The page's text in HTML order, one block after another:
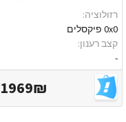
רזולוציה:
0x0 פיקסלים
קצב רענון:
-
1969₪